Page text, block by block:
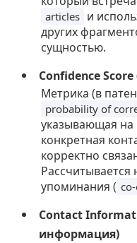
articles и
других
сущностью.
Confidence
Метрика (в
probability of
указывающая на
конкретная
корректно
Рассчитывается
упоминания (
Contact
информация)